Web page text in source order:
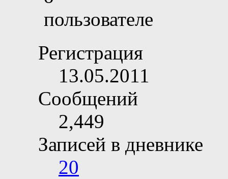
Регистрация
13.05.2011
Сообщений
2,449
Записей в дневнике
20